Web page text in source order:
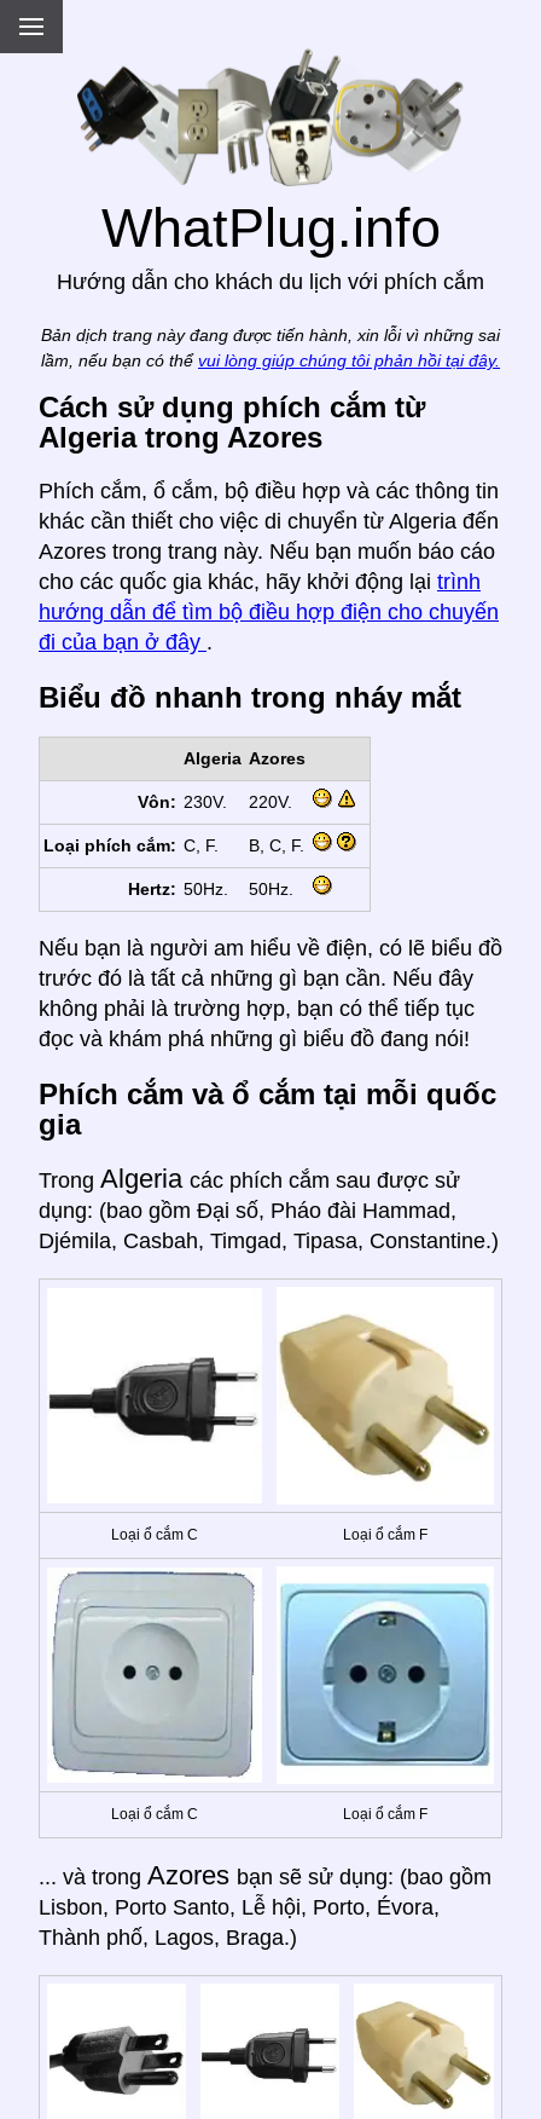
WhatPlug.info
Hướng dẫn cho khách du lịch với phích cắm
Bản dịch trang này đang được tiến hành, xin lỗi vì những sai
lầm, nếu bạn có thể vui lòng giúp chúng tôi phản hồi tại đây.
Cách sử dụng phích cắm từ
Algeria trong Azores
Phích cắm, ổ cắm, bộ điều hợp và các thông tin
khác cần thiết cho việc di chuyển từ Algeria đến
Azores trong trang này. Nếu bạn muốn báo cáo
cho các quốc gia khác, hãy khởi động lại trình
hướng dẫn để tìm bộ điều hợp điện cho chuyến
đi của bạn ở đây .
Biểu đồ nhanh trong nháy mắt
Algeria Azores
Vôn: 230V. 220V.
Loại phích cắm: C, F. B, C, F.
Hertz: 50Hz. 50Hz.
Nếu bạn là người am hiểu về điện, có lẽ biểu đồ
trước đó là tất cả những gì bạn cần. Nếu đây
không phải là trường hợp, bạn có thể tiếp tục
đọc và khám phá những gì biểu đồ đang nói!
Phích cắm và ổ cắm tại mỗi quốc
gia
Trong Algeria các phích cắm sau được sử
dụng: (bao gồm Đại số, Pháo đài Hammad,
Djémila, Casbah, Timgad, Tipasa, Constantine.)
Loại ổ cắm C Loại ổ cắm F
Loại ổ cắm C Loại ổ cắm F
... và trong Azores bạn sẽ sử dụng: (bao gồm
Lisbon, Porto Santo, Lễ hội, Porto, Évora,
Thành phố, Lagos, Braga.)